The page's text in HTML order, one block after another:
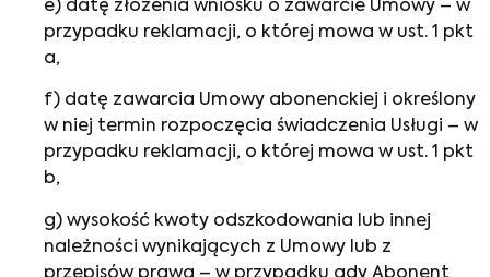
e) datę złożenia wniosku o zawarcie Umowy – w
przypadku reklamacji, o której mowa w ust. 1 pkt
a,
f) datę zawarcia Umowy abonenckiej i określony
w niej termin rozpoczęcia świadczenia Usługi – w
przypadku reklamacji, o której mowa w ust. 1 pkt
b,
g) wysokość kwoty odszkodowania lub innej
należności wynikających z Umowy lub z